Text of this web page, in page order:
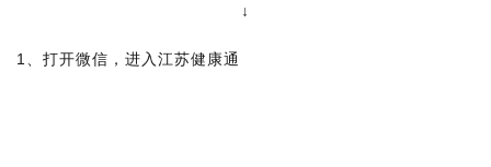
↓
1、打开微信，进入江苏健康通